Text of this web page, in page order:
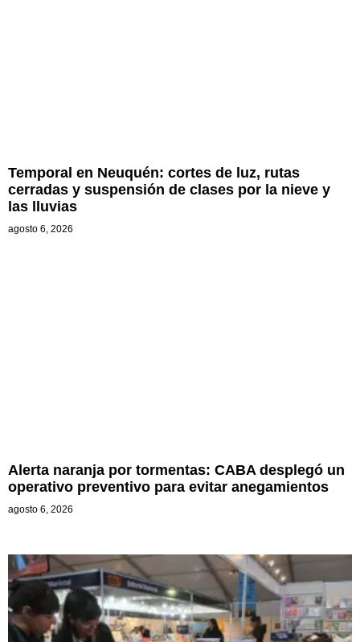
Temporal en Neuquén: cortes de luz, rutas
cerradas y suspensión de clases por la nieve y
las lluvias
agosto 6, 2026
Alerta naranja por tormentas: CABA desplegó un
operativo preventivo para evitar anegamientos
agosto 6, 2026